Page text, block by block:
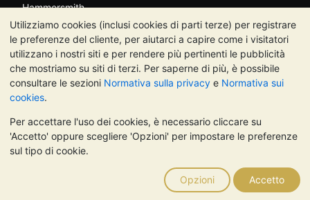
Utilizziamo cookies (inclusi cookies di parti terze) per registrare
le preferenze del cliente, per aiutarci a capire come i visitatori
utilizzano i nostri siti e per rendere più pertinenti le pubblicità
che mostriamo su siti di terzi. Per saperne di più, è possibile
consultare le sezioni Normativa sulla privacy e Normativa sui
cookies.
Per accettare l'uso dei cookies, è necessario cliccare su
'Accetto' oppure scegliere 'Opzioni' per impostare le preferenze
sul tipo di cookie.
Opzioni Accetto
Hammersmith
Londra
W6 8DA
Regno Unito
TrustScore 4.7 | 488 recensioni
NOTA BENE: Il valore dei metalli preziosi può diminuire o
aumentare, e i trend storici non sono predittori dell'andamento
futuro. Nulla di quanto contenuto nei siti web di BullionVault o
nelle sue comunicazioni costituisce una consulenza sugli
investimenti. Si consiglia di rivolgersi a un professionista per